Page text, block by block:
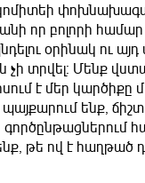
որ բոլորի
օրինակ ու
չի տրվել։ Մենք
է մեր
ենք, ճիշտ
թե ով է հաղթած